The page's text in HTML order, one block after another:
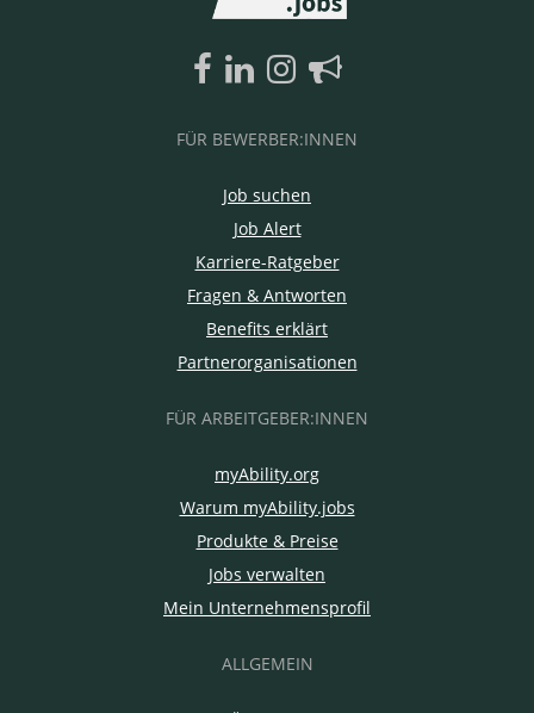
FÜR BEWERBER:INNEN
Job suchen
Job Alert
Karriere-Ratgeber
Fragen & Antworten
Benefits erklärt
Partnerorganisationen
FÜR ARBEITGEBER:INNEN
myAbility.org
Warum myAbility.jobs
Produkte & Preise
Jobs verwalten
Mein Unternehmensprofil
ALLGEMEIN